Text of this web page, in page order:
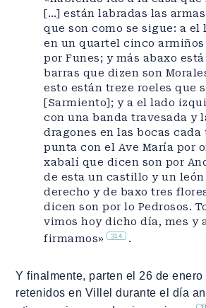
[…] están labradas las
que son como se sigue: a el
en un quartel cinco
por Funes; y más abaxo
barras que dizen son
esto están treze roeles que
[Sarmiento]; y a el lado
con una banda travesada y
dragones en las bocas cada
punta con el Ave María por
xabalí que dicen son por
de esta un castillo y un león
derecho y de baxo tres
dicen son por lo Pedrosos.
vimos hoy dicho día, mes y
firmamos»
314 .
Y finalmente, parten el 26 de enero
retenidos en Villel durante el día